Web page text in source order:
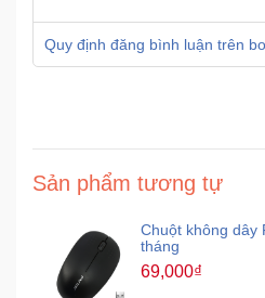
Máy
Quy định đăng bình luận trên
Sản phẩm tương tự
Chuột không dây
tháng
69,000₫